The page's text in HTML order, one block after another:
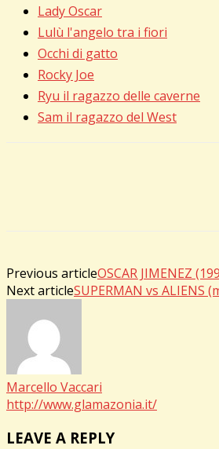
Lady Oscar
Lulù l'angelo tra i fiori
Occhi di gatto
Rocky Joe
Ryu il ragazzo delle caverne
Sam il ragazzo del West
Previous articleOSCAR JIMENEZ
Next articleSUPERMAN vs ALIENS
Marcello Vaccari
http://www.glamazonia.it/
LEAVE A REPLY